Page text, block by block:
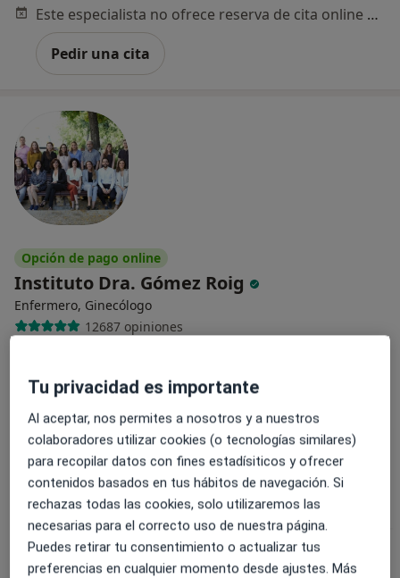
Este especialista no ofrece reserva de cita online en esta dirección.
Pedir una cita
Opción de pago online
Instituto Dra. Gómez Roig
Enfermero, Ginecólogo
12687 opiniones
Instituto Dra. Gómez Roig
Dra. Mª Fernanda
Paz Miño-Ruales
Médico general
Dra. Marianella
Escobar Cornieles
Médico general
Dr. Edgardo Jose
Alonzo Delgado
Médico general
Ver todos los especialistas (4)
Tu privacidad es importante
Al aceptar, nos permites a nosotros y a nuestros
colaboradores utilizar cookies (o tecnologías similares)
para recopilar datos con fines estadísiticos y ofrecer
contenidos basados en tus hábitos de navegación. Si
rechazas todas las cookies, solo utilizaremos las
necesarias para el correcto uso de nuestra página.
Puedes retirar tu consentimiento o actualizar tus
preferencias en cualquier momento desde ajustes. Más